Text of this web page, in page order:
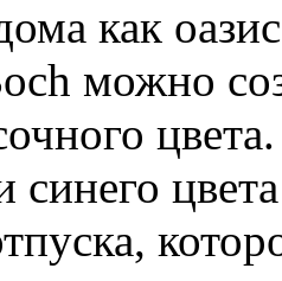
как
можно
синего